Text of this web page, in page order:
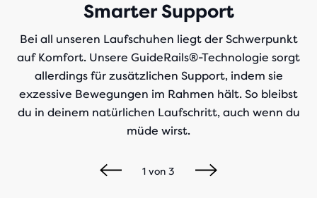
Smarter Support
Bei all unseren Laufschuhen liegt der Schwerpunkt
auf Komfort. Unsere GuideRails®-Technologie sorgt
allerdings für zusätzlichen Support, indem sie
exzessive Bewegungen im Rahmen hält. So bleibst
du in deinem natürlichen Laufschritt, auch wenn du
müde wirst.
1 von 3